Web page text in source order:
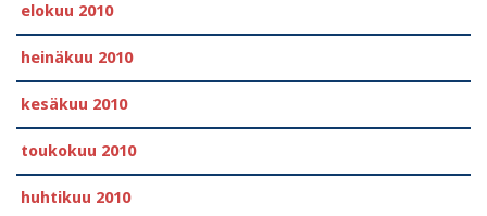
elokuu 2010
heinäkuu 2010
kesäkuu 2010
toukokuu 2010
huhtikuu 2010